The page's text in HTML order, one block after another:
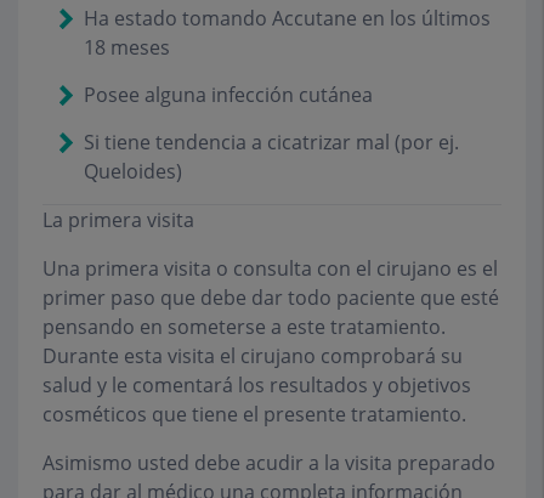
Ha estado tomando Accutane en los últimos
18 meses
Posee alguna infección cutánea
Si tiene tendencia a cicatrizar mal (por ej.
Queloides)
La primera visita
Una primera visita o consulta con el cirujano es el
primer paso que debe dar todo paciente que esté
pensando en someterse a este tratamiento.
Durante esta visita el cirujano comprobará su
salud y le comentará los resultados y objetivos
cosméticos que tiene el presente tratamiento.
Asimismo usted debe acudir a la visita preparado
para dar al médico una completa información